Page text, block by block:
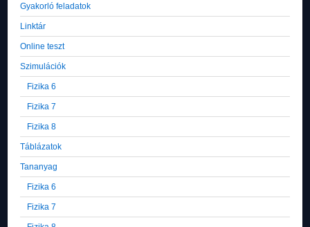
Gyakorló feladatok
Linktár
Online teszt
Szimulációk
Fizika 6
Fizika 7
Fizika 8
Táblázatok
Tananyag
Fizika 6
Fizika 7